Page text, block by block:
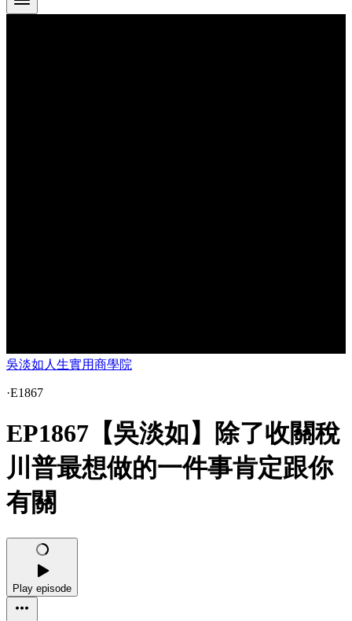
吳淡如人生實用商學院
·E1867
EP1867【吳淡如】除了收關稅
川普最想做的一件事肯定跟你
有關
Play episode